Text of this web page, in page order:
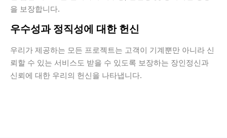
을 보장합니다.
우수성과 정직성에 대한 헌신
우리가 제공하는 모든 프로젝트는 고객이 기계뿐만 아니라 신
뢰할 수 있는 서비스도 받을 수 있도록 보장하는 장인정신과
신뢰에 대한 우리의 헌신을 나타냅니다.